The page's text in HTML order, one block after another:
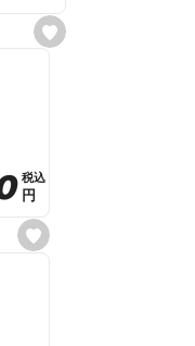
s
e
s
e
税込
税込
円
円